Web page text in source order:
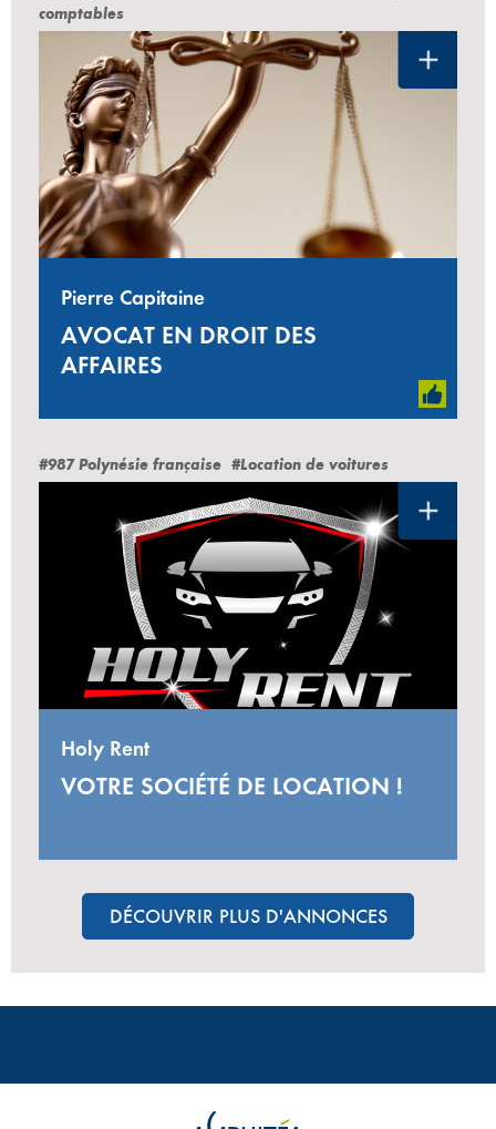
comptables
Pierre Capitaine
AVOCAT EN DROIT DES
AFFAIRES
#987 Polynésie française #Location de voitures
Holy Rent
VOTRE SOCIÉTÉ DE LOCATION !
DÉCOUVRIR PLUS D'ANNONCES